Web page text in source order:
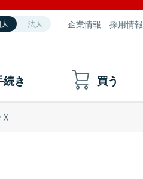
法人 企業情報 採用情報
き 買う